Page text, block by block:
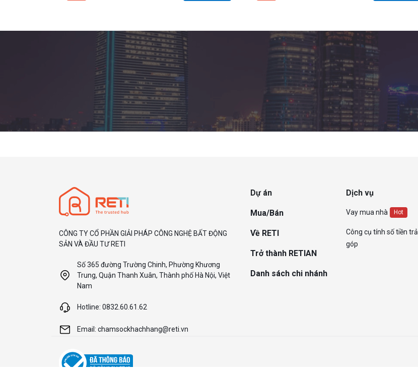
CÔNG TY CỔ PHẦN GIẢI PHÁP CÔNG NGHỆ BẤT ĐỘNG
SẢN VÀ ĐẦU TƯ RETI
Số 365 đường Trường Chinh, Phường Khương
Trung, Quận Thanh Xuân, Thành phố Hà Nội, Việt
Nam
Hotline: 0832.60.61.62
Email: chamsockhachhang@reti.vn
Dự án
Mua/Bán
Về RETI
Trở thành RETIAN
Danh sách chi nhánh
Dịch vụ
Vay mua nhà Hot
Công cụ tính số tiền trả
góp